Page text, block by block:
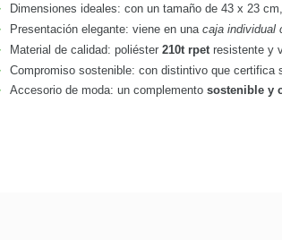
Dimensiones ideales: con un tamaño de 43 x 23
Presentación elegante: viene en unacaja individual
Material de calidad: poliéster210t rpet resistente y
Compromiso sostenible: con distintivo que certifica
Accesorio de moda: un complementosostenible y